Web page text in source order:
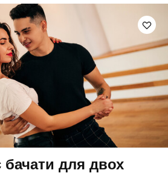
бачати для двох